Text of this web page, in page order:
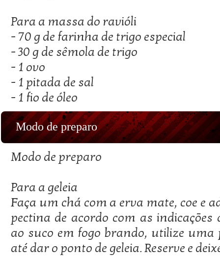
Para a massa do ravióli
- 70 g de farinha de trigo especial
- 30 g de sêmola de trigo
- 1 ovo
- 1 pitada de sal
- 1 fio de óleo
Modo de preparo
Modo de preparo
Para a geleia
Faça um chá com a erva mate, coe e
pectina de acordo com as
ao suco em fogo brando, utilize uma
até dar o ponto de geleia. Reserve e